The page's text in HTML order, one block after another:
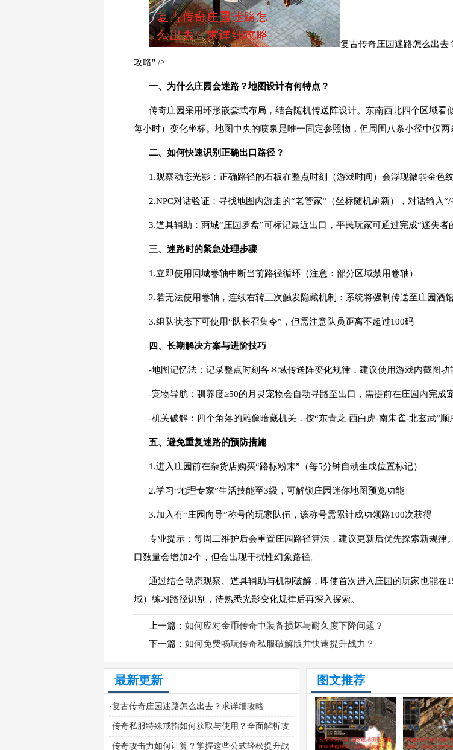
复古传奇庄园迷路怎么出去
攻略" />
一、为什么庄园会迷路？地图设计有何特点？
传奇庄园采用环形嵌套式布局，结合随机传送阵设计。东南西北四个区域
每小时）变化坐标。地图中央的喷泉是唯一固定参照物，但周围八条小径中仅两
二、如何快速识别正确出口路径？
1.观察动态光影：正确路径的石板在整点时刻（游戏时间）会浮现微弱金色
2.NPC对话验证：寻找地图内游走的“老管家”（坐标随机刷新），对话输入
3.道具辅助：商城“庄园罗盘”可标记最近出口，平民玩家可通过完成“迷失者
三、迷路时的紧急处理步骤
1.立即使用回城卷轴中断当前路径循环（注意：部分区域禁用卷轴）
2.若无法使用卷轴，连续右转三次触发隐藏机制：系统将强制传送至庄园酒馆
3.组队状态下可使用“队长召集令”，但需注意队员距离不超过100码
四、长期解决方案与进阶技巧
-地图记忆法：记录整点时刻各区域传送阵变化规律，建议使用游戏内截图功
-宠物导航：驯养度≥50的月灵宠物会自动寻路至出口，需提前在庄园内完成
-机关破解：四个角落的雕像暗藏机关，按“东青龙-西白虎-南朱雀-北玄武”顺
五、避免重复迷路的预防措施
1.进入庄园前在杂货店购买“路标粉末”（每5分钟自动生成位置标记）
2.学习“地理专家”生活技能至3级，可解锁庄园迷你地图预览功能
3.加入有“庄园向导”称号的玩家队伍，该称号需累计成功领路100次获得
专业提示：每周二维护后会重置庄园路径算法，建议更新后优先探索新规
口数量会增加2个，但会出现干扰性幻象路径。
通过结合动态观察、道具辅助与机制破解，即使首次进入庄园的玩家也能在
域）练习路径识别，待熟悉光影变化规律后再深入探索。
上一篇： 如何应对金币传奇中装备损坏与耐久度下降问题？
下一篇： 如何免费畅玩传奇私服破解版并快速提升战力？
最新更新
·复古传奇庄园迷路怎么出去？求详细攻略
·传奇私服特殊戒指如何获取与使用？全面解析攻
略
·传奇攻击力如何计算？掌握这些公式轻松提升战
图文推荐